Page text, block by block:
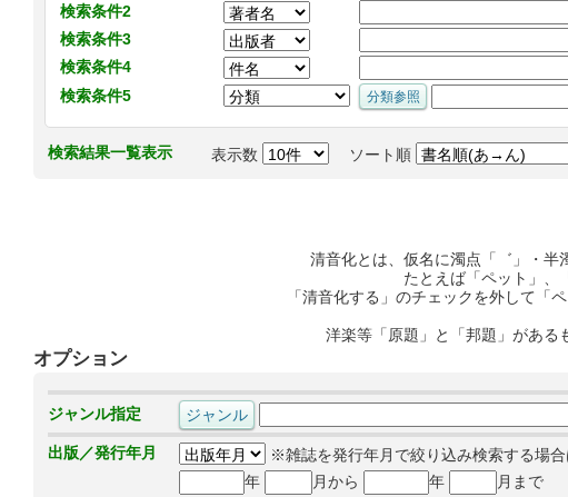
検索条件2
検索条件3
検索条件4
検索条件5
検索結果一覧表示 表示数 ソート順
清音化とは、仮名に濁点「゛」・半
たとえば「ペット」、
「清音化する」のチェックを外して「
洋楽等「原題」と「邦題」がある
オプション
ジャンル指定
出版／発行年月
※雑誌を発行年月で絞り込み検索する場
年
月から 年 月まで